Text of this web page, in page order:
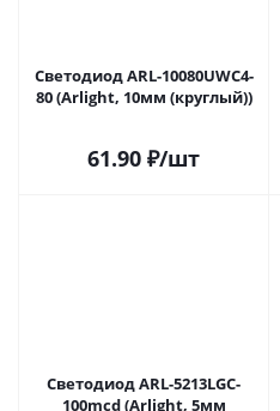
Светодиод ARL-10080UWC4-
80 (Arlight, 10мм (круглый))
61.90 ₽/шт
Светодиод ARL-5213LGC-
100mcd (Arlight, 5мм